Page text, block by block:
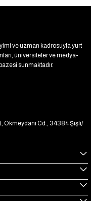
ve uzman kadrosuyla yurt
üniversiteler ve medya-
sunmaktadır.
Okmeydanı Cd., 34384 Şişli/